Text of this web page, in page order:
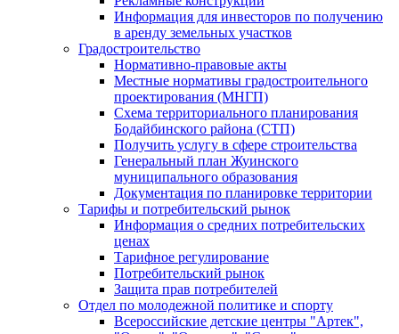
Информация для инвесторов по получению
в аренду земельных участков
Градостроительство
Нормативно-правовые акты
Местные нормативы градостроительного
проектирования (МНГП)
Схема территориального планирования
Бодайбинского района (СТП)
Получить услугу в сфере строительства
Генеральный план Жуинского
муниципального образования
Документация по планировке территории
Тарифы и потребительский рынок
Информация о средних потребительских
ценах
Тарифное регулирование
Потребительский рынок
Защита прав потребителей
Отдел по молодежной политике и спорту
Всероссийские детские центры "Артек",